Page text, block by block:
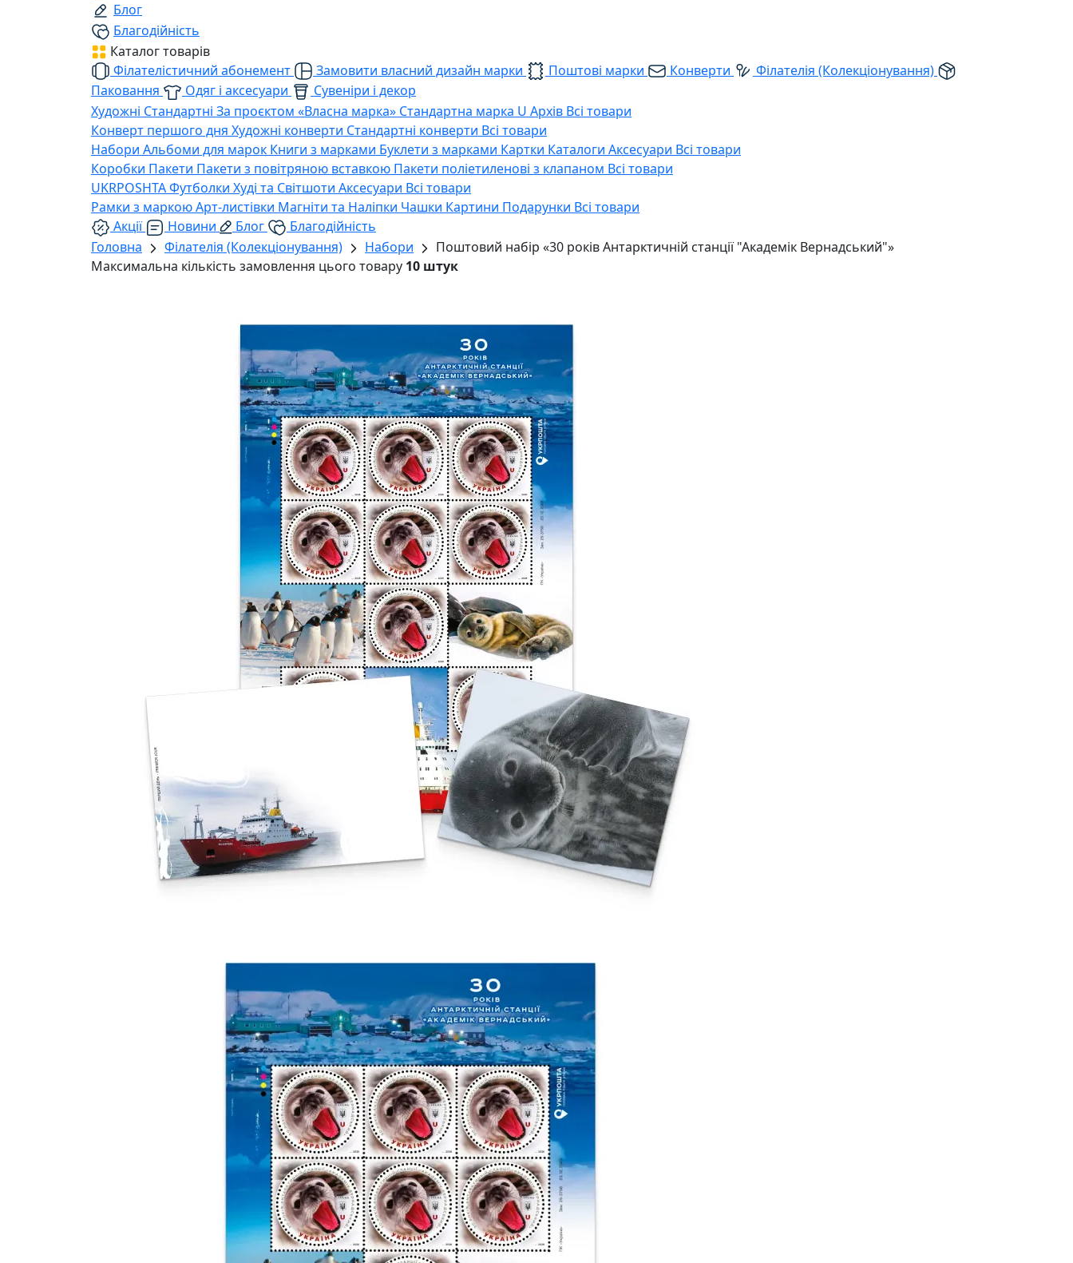
Блог
Благодійність
Каталог товарів
Філателістичний абонемент
Замовити власний дизайн марки Поштові марки Конверти
Філателія (Колекціонування)
Паковання
Одяг і аксесуари
Сувеніри і декор
Художні Стандартні За проєктом «Власна марка» Стандартна марка U Архів Всі товари
Конверт першого дня Художні конверти Стандартні конверти Всі товари
Набори Альбоми для марок Книги з марками Буклети з марками Картки Каталоги Аксесуари Всі товари
Коробки Пакети Пакети з повітряною вставкою Пакети поліетиленові з клапаном Всі товари
UKRPOSHTAФутболки Худі та Світшоти Аксесуари Всі товари
Рамки з маркоюАрт-листівки Магніти та Наліпки Чашки Картини Подарунки Всі товари
Акції
Новини Блог
Благодійність
Головна
Філателія (Колекціонування) Набори
Поштовий набір «30 років Антарктичній станції "Академік Вернадський"»
Максимальна кількість замовлення цього товару 10 штук